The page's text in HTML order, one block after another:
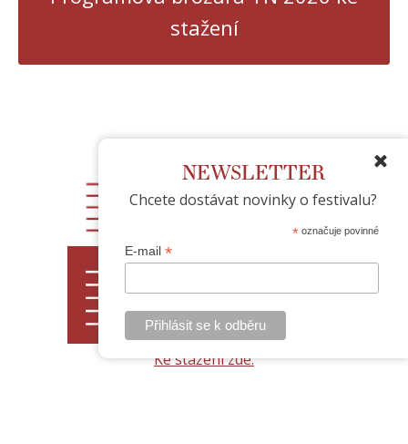
stažení
Logo:
Ke stažení zde.
NEWSLETTER
Chcete dostávat novinky o festivalu?
* označuje povinné
E-mail *